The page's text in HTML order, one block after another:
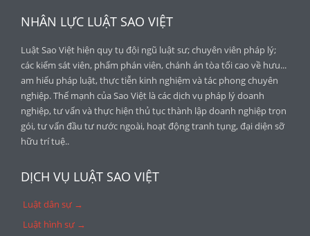
NHÂN LỰC LUẬT SAO VIỆT
Luật Sao Việt hiện quy tụ đội ngũ luật sư; chuyên viên pháp lý;
các kiểm sát viên, phẩm phán viên, chánh án tòa tối cao về hưu...
am hiểu pháp luật, thực tiễn kinh nghiệm và tác phong chuyên
nghiệp. Thế mạnh của Sao Việt là các dịch vụ pháp lý doanh
nghiệp, tư vấn và thực hiện thủ tục thành lập doanh nghiệp trọn
gói, tư vấn đầu tư nước ngoài, hoạt động tranh tụng, đại diện sỡ
hữu trí tuệ..
DỊCH VỤ LUẬT SAO VIỆT
Luật dân sự →
Luật hình sự →